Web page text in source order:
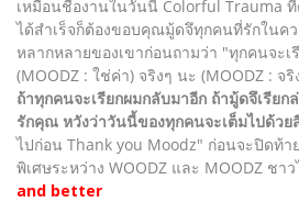
เหมือนชื่องานในวันนี้ Colorful Trauma
ได้สำเร็จก็ต้องขอบคุณมู้ดจึทุกคนที่รักใน
หลากหลายของเขาก่อนถามว่า "ทุกคนจะเ
(MOODZ : ใช่ค่า) จริงๆ นะ (MOODZ : จริ
ถ้าทุกคนจะเรียกผมกลับมาอีก ถ้ามู้ดจึเรีย
รักคุณ หวังว่าวันนี้ของทุกคนจะเต็มไปด้ว
ไปก่อน Thank you Moodz" ก่อนจะปิดท้
พิเศษระหว่าง WOODZ และ MOODZ ชา
and better